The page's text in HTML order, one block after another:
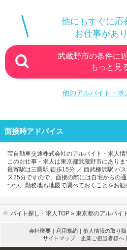
他にもすぐに応
お仕事があ
武蔵野市の条件に
もっと見
他のアルバイト・求
面接時アドバイス
宝自動車交通株式会社のアルバイト・求人
このお仕事・求人は東京都武蔵野市にありま
最寄駅は三鷹駅 徒歩15分 ／ 西武柳沢駅 バ
ス25分ですので、面接の際には自宅からの
つつ、勤務地も地図で調べておくことをお勧
バイト探し・求人TOP » 東京都のアルバイト
会社概要 ｜ 利用規約 ｜ 個人情報の取り
サイトマップ｜ 企業ご担当者様へ｜